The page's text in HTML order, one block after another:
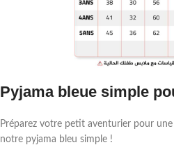
Pyjama bleue simple
Préparez votre petit aventurier pour
notre pyjama bleu simple !